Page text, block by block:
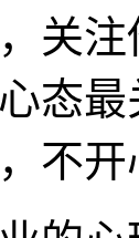
关
态
不